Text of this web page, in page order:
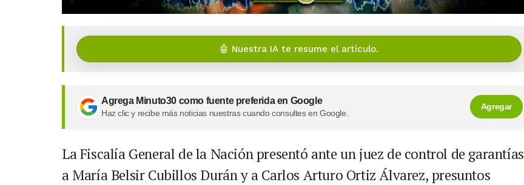
🤖 Nuestra IA te resume el artículo.
Agrega Minuto30 como fuente preferida en Google
Haz clic y recibe más noticias nuestras cuando consultes en Google.
Agregar
La Fiscalía General de la Nación presentó ante un juez de control de garantías
a María Belsir Cubillos Durán y a Carlos Arturo Ortiz Álvarez, presuntos